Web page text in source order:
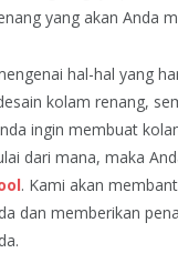
yang akan Anda
hal-hal yang
kolam renang,
ingin membuat
dari mana, maka
. Kami akan
dan memberikan